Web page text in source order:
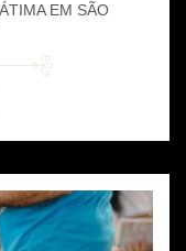
EM SÃO